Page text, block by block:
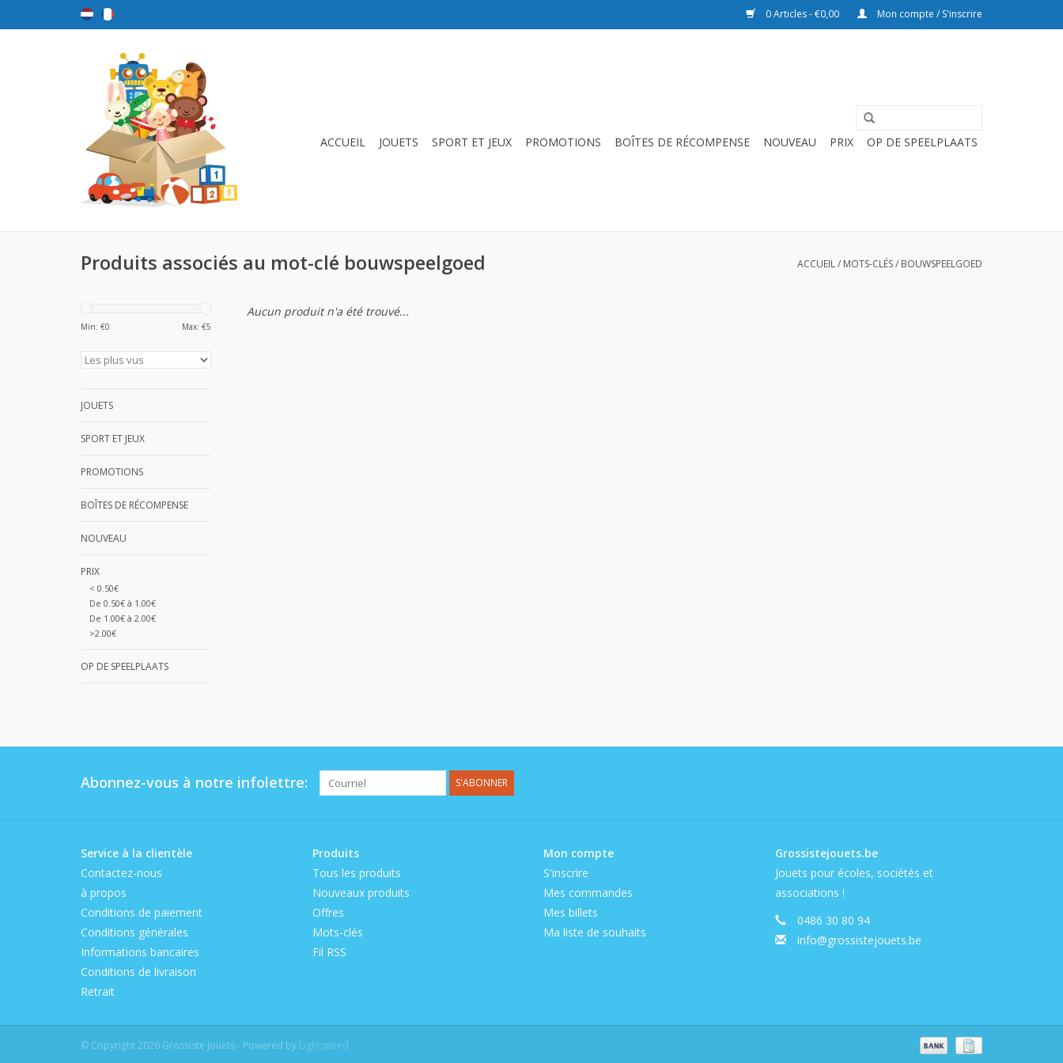
0 Articles - €0,00 Mon compte / S'inscrire
ACCUEIL JOUETS SPORT ET JEUX PROMOTIONS BOÎTES DE RÉCOMPENSE NOUVEAU PRIX OP DE SPEELPLAATS
Produits associés au mot-clé bouwspeelgoed ACCUEIL/ MOTS-CLÉS/ BOUWSPEELGOED
Min: €0 Max: €5
JOUETS
SPORT ET JEUX
PROMOTIONS
BOÎTES DE RÉCOMPENSE
NOUVEAU
PRIX
< 0.50€
De 0.50€ à 1.00€
De 1.00€ à 2.00€
>2.00€
OP DE SPEELPLAATS
Aucun produit n'a été trouvé...
Abonnez-vous à notre infolettre: S'ABONNER
Service à la clientèle
Contactez-nous
à propos
Conditions de paiement
Conditions générales
Informations bancaires
Conditions de livraison
Retrait
Produits
Tous les produits
Nouveaux produits
Offres
Mots-clés
Fil RSS
Mon compte
S'inscrire
Mes commandes
Mes billets
Ma liste de souhaits
Grossistejouets.be
Jouets pour écoles, sociétés et
associations !
0486 30 80 94
info@grossistejouets.be
© Copyright 2026 Grossiste Jouets - Powered by Lightspeed